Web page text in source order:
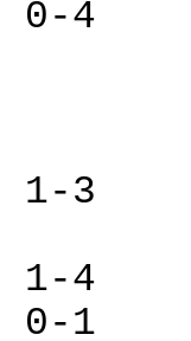
0-4
1-3
1-4
0-1